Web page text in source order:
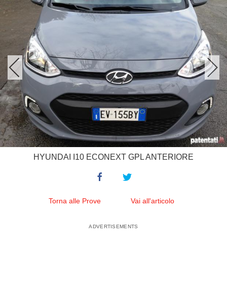
HYUNDAI I10 ECONEXT GPL ANTERIORE
Torna alle Prove Vai all'articolo